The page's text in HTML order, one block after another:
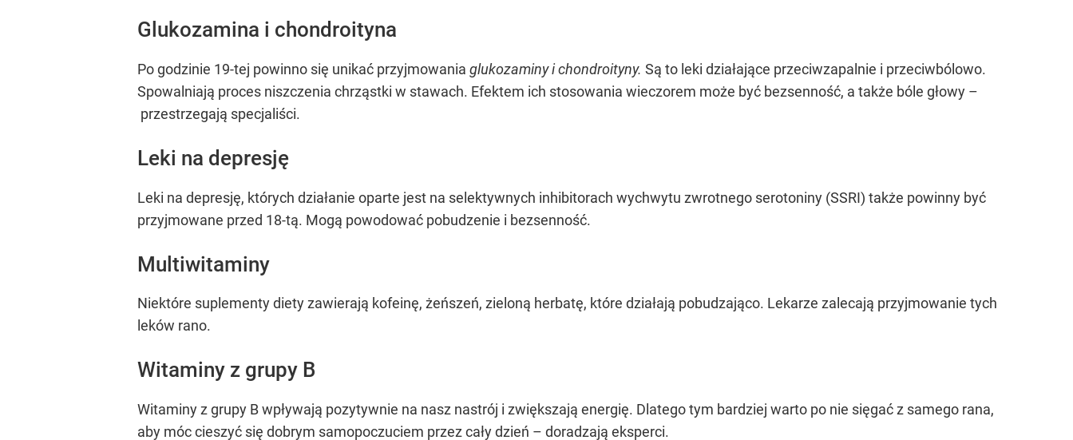
Glukozamina i chondroityna
Po godzinie 19-tej powinno się unikać przyjmowania glukozaminy i chondroityny. Są to leki działające przeciwzapalnie i przeciwbólowo.
Spowalniają proces niszczenia chrząstki w stawach. Efektem ich stosowania wieczorem może być bezsenność, a także bóle głowy –
przestrzegają specjaliści.
Leki na depresję
Leki na depresję, których działanie oparte jest na selektywnych inhibitorach wychwytu zwrotnego serotoniny (SSRI) także powinny być
przyjmowane przed 18-tą. Mogą powodować pobudzenie i bezsenność.
Multiwitaminy
Niektóre suplementy diety zawierają kofeinę, żeńszeń, zieloną herbatę, które działają pobudzająco. Lekarze zalecają przyjmowanie tych
leków rano.
Witaminy z grupy B
Witaminy z grupy B wpływają pozytywnie na nasz nastrój i zwiększają energię. Dlatego tym bardziej warto po nie sięgać z samego rana,
aby móc cieszyć się dobrym samopoczuciem przez cały dzień – doradzają eksperci.